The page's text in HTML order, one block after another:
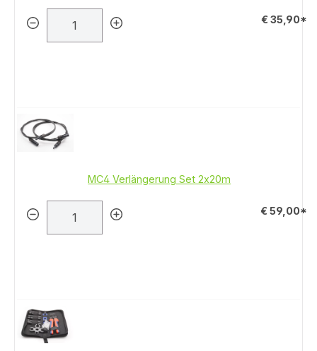
€ 35,90*
MC4 Verlängerung Set 2x20m
€ 59,00*